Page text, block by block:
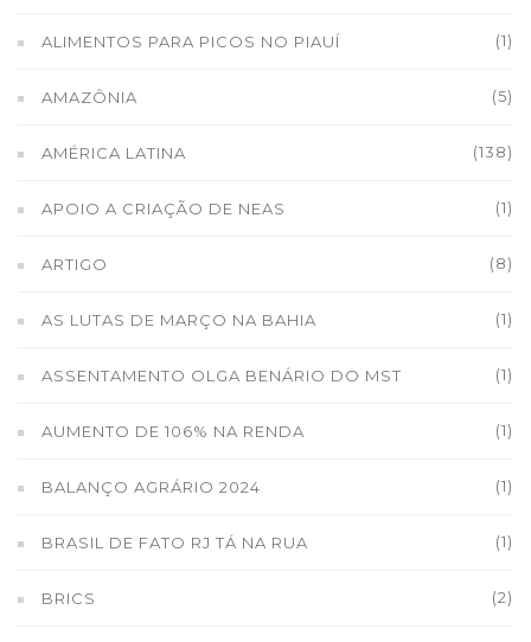
ALIMENTOS PARA PICOS NO PIAUÍ (1)
AMAZÔNIA (5)
AMÉRICA LATINA (138)
APOIO A CRIAÇÃO DE NEAS (1)
ARTIGO (8)
AS LUTAS DE MARÇO NA BAHIA (1)
ASSENTAMENTO OLGA BENÁRIO DO MST (1)
AUMENTO DE 106% NA RENDA (1)
BALANÇO AGRÁRIO 2024 (1)
BRASIL DE FATO RJ TÁ NA RUA (1)
BRICS (2)